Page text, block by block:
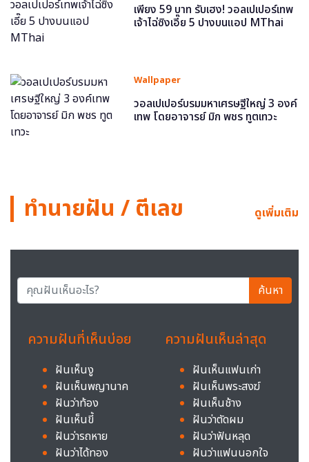
เพียง 59 บาท รับเฮง! วอลเปเปอร์เทพ
เจ้าไฉ่ซิงเอี๊ย 5 ปางบนแอป MThai
Wallpaper
วอลเปเปอร์บรมมหาเศรษฐีใหญ่ 3 องค์
เทพ โดยอาจารย์ มิก พชร ทูตเทวะ
ทำนายฝัน / ตีเลข ดูเพิ่มเติม
ค้นหา
ความฝันที่เห็นบ่อย
ฝันเห็นงู
ฝันเห็นพญานาค
ฝันว่าท้อง
ฝันเห็นขี้
ฝันว่ารถหาย
ฝันว่าได้ทอง
ความฝันเห็นล่าสุด
ฝันเห็นแฟนเก่า
ฝันเห็นพระสงฆ์
ฝันเห็นช้าง
ฝันว่าตัดผม
ฝันว่าฟันหลุด
ฝันว่าแฟนนอกใจ